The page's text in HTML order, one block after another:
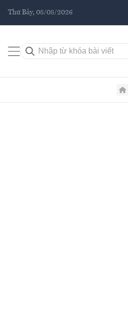
Thứ Bảy, 08/08/2026